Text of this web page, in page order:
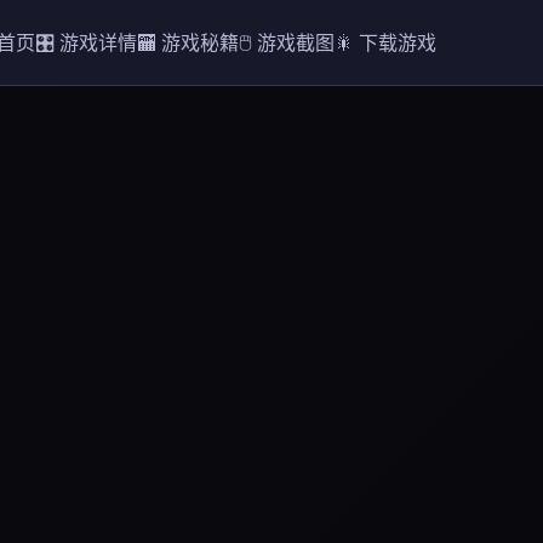
页🎛️ 游戏详情🏧 游戏秘籍🖱️ 游戏截图🎇 下载游戏